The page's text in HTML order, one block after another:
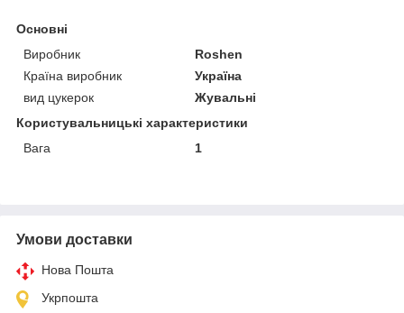
Основні
Виробник
Roshen
Країна виробник
Україна
вид цукерок
Жувальні
Користувальницькі характеристики
Вага
1
Умови доставки
Нова Пошта
Укрпошта